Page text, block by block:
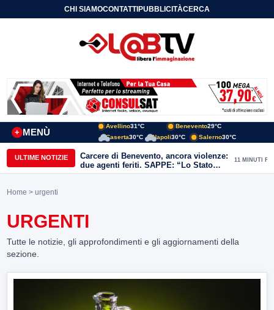
CHI SIAMOCONTATTIPUBBLICITÀCERCA
MENÙ
+
Avellino31°C Benevento29°C
Caserta30°C Napoli30°C Salerno30°C
ULTIME NOTIZIE
Carcere di Benevento, ancora violenze:
due agenti feriti. SAPPE: “Lo Stato
non può arretrare”
11 MINUTI FA
Home > urgenti
URGENTI
Tutte le notizie, gli approfondimenti e gli aggiornamenti della
sezione.